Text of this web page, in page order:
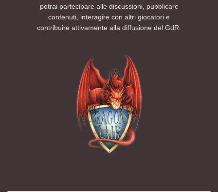
potrai partecipare alle discussioni, pubblicare
contenuti, interagire con altri giocatori e
contribuire attivamente alla diffusione del GdR.